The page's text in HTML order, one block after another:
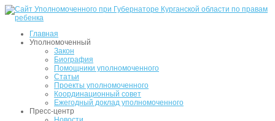
Главная
Уполномоченный
Закон
Биография
Помощники уполномоченного
Статьи
Проекты уполномоченного
Координационный совет
Ежегодный доклад уполномоченного
Пресс-центр